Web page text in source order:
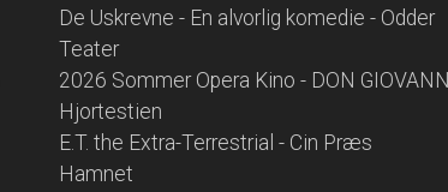
De Uskrevne - En alvorlig komedie - Odder
Teater
2026 Sommer Opera Kino - DON GIOVANNI
Hjortestien
E.T. the Extra-Terrestrial - Cin Præs
Hamnet